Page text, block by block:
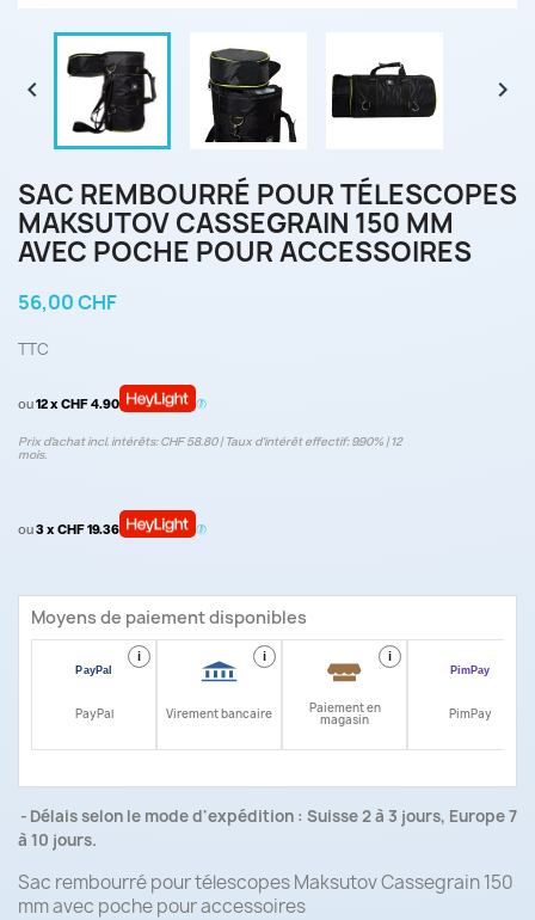
 
SAC REMBOURRÉ POUR TÉLESCOPES
MAKSUTOV CASSEGRAIN 150 MM
AVEC POCHE POUR ACCESSOIRES
56,00 CHF
TTC
ou12 x CHF 4.90
Prix d’achat incl. intérêts: CHF 58.80 | Taux d‘intérêt effectif: 9.90% | 12
mois.
ou3 x CHF 19.36
Moyens de paiement disponibles
i
PayPal
i
Virement bancaire
i
Paiement en
magasin PimPay
Délais selon le mode d'expédition : Suisse 2 à 3 jours, Europe 7
à 10 jours.
Sac rembourré pour télescopes Maksutov Cassegrain 150
mm avec poche pour accessoires